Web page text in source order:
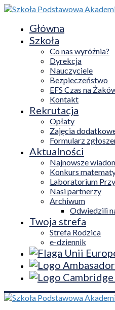
Główna
Szkoła
Co nas wyróżnia?
Dyrekcja
Nauczyciele
Bezpieczeństwo
EFS Czas na
Kontakt
Rekrutacja
Opłaty
Zajęcia
Formularz
Aktualności
Najnowsze
Konkurs
Laboratorium
Nasi partnerzy
Archiwum
Odwiedzili
Twoja strefa
Strefa Rodzica
e-dziennik